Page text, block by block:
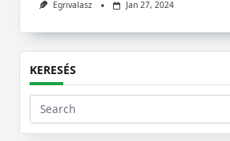
Egrivalasz Jan 27, 2024
KERESÉS
Search
for: